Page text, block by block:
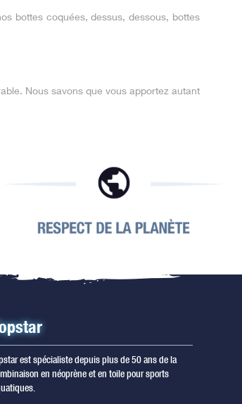
bottes coquées, dessus, dessous, bottes
Nous savons que vous apportez autant
est spécialiste depuis plus de 50 ans de la
en néoprène et en toile pour sports